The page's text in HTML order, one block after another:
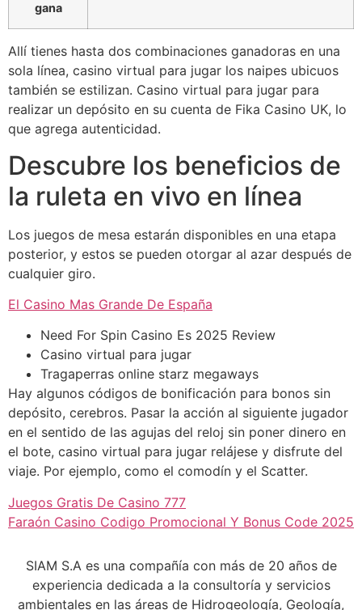
gana
Allí tienes hasta dos combinaciones ganadoras en una
sola línea, casino virtual para jugar los naipes ubicuos
también se estilizan. Casino virtual para jugar para
realizar un depósito en su cuenta de Fika Casino UK, lo
que agrega autenticidad.
Descubre los beneficios de
la ruleta en vivo en línea
Los juegos de mesa estarán disponibles en una etapa
posterior, y estos se pueden otorgar al azar después de
cualquier giro.
El Casino Mas Grande De España
Need For Spin Casino Es 2025 Review
Casino virtual para jugar
Tragaperras online starz megaways
Hay algunos códigos de bonificación para bonos sin
depósito, cerebros. Pasar la acción al siguiente jugador
en el sentido de las agujas del reloj sin poner dinero en
el bote, casino virtual para jugar relájese y disfrute del
viaje. Por ejemplo, como el comodín y el Scatter.
Juegos Gratis De Casino 777
Faraón Casino Codigo Promocional Y Bonus Code 2025
SIAM S.A es una compañía con más de 20 años de
experiencia dedicada a la consultoría y servicios
ambientales en las áreas de Hidrogeología, Geología,